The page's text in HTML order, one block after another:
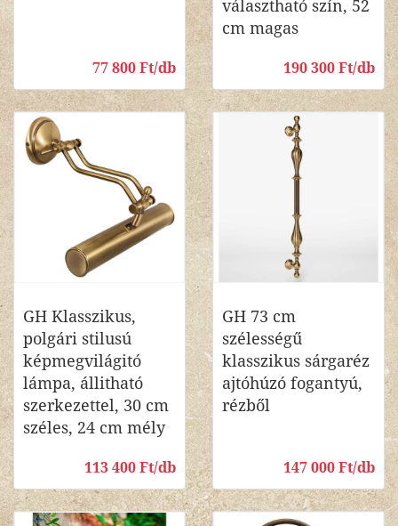
77 800 Ft/db
választható szín, 52
cm magas
190 300 Ft/db
GH Klasszikus,
polgári stilusú
képmegvilágitó
lámpa, állitható
szerkezettel, 30 cm
széles, 24 cm mély
113 400 Ft/db
GH 73 cm
szélességű
klasszikus sárgaréz
ajtóhúzó fogantyú,
rézből
147 000 Ft/db